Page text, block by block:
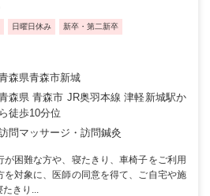
日曜日休み 新卒・第二新卒
森県青森市新城
森県 青森市 JR奥羽本線 津軽新城駅か
ら徒歩10分位
問マッサージ・訪問鍼灸
困難な方や、寝たきり、車椅子をご利用
を対象に、医師の同意を得て、ご自宅や施
たきり...